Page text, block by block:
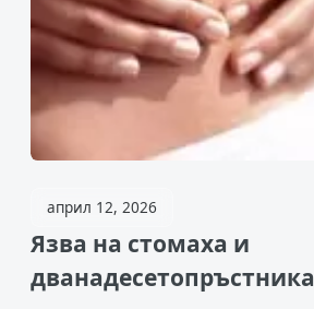
април 12, 2026
Язва на стомаха и
дванадесетопръстника